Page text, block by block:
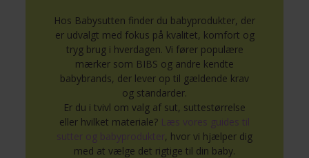
Hos Babysutten finder du babyprodukter, der
er udvalgt med fokus på kvalitet, komfort og
tryg brug i hverdagen. Vi fører populære
mærker som BIBS og andre kendte
babybrands, der lever op til gældende krav
og standarder.
Er du i tvivl om valg af sut, suttestørrelse
eller hvilket materiale? Læs vores guides til
sutter og babyprodukter, hvor vi hjælper dig
med at vælge det rigtige til din baby.